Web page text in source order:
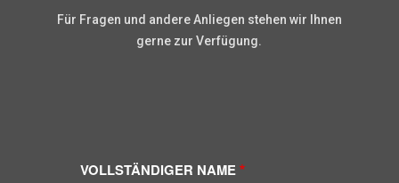
Für Fragen und andere Anliegen stehen wir Ihnen
gerne zur Verfügung.
VOLLSTÄNDIGER NAME